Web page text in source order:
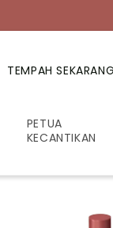
PETUA
KECANTIKAN
TEMPAH SEKARANG